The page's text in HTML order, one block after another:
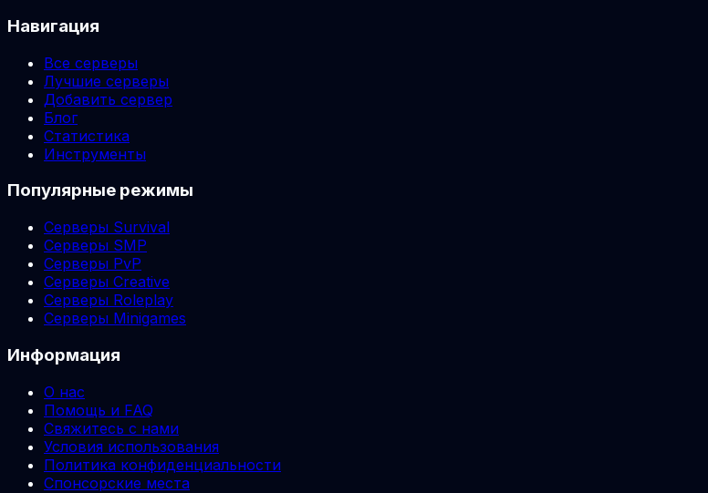
Навигация
Все серверы
Лучшие серверы
Добавить сервер
Блог
Статистика
Инструменты
Популярные режимы
Серверы Survival
Серверы SMP
Серверы PvP
Серверы Creative
Серверы Roleplay
Серверы Minigames
Информация
О нас
Помощь и FAQ
Свяжитесь с нами
Условия использования
Политика конфиденциальности
Спонсорские места